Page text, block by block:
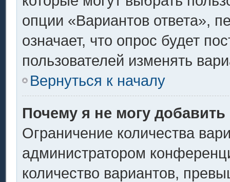
опции «Вариантов ответа»,
означает, что опрос будет
пользователей изменять
Вернуться к началу
Почему я не могу
Ограничение количества
администратором
количество вариантов,